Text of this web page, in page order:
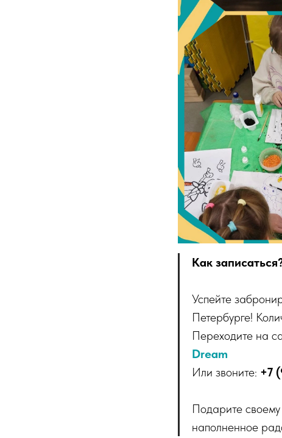
Как
Успейте
Петербурге!
Переходите на
Dream
Или звоните: +7
Подарите
наполненное